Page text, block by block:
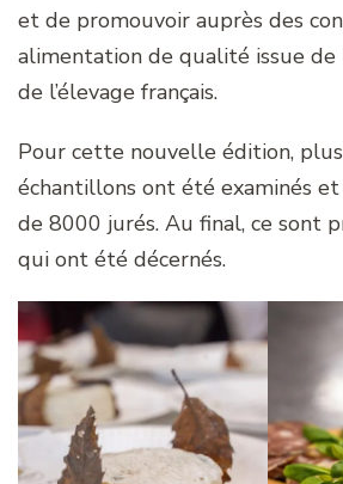
et de promouvoir auprès des
alimentation de qualité issue de
de l’élevage français.
Pour cette nouvelle édition,
échantillons ont été examinés
de 8000 jurés. Au final, ce sont
qui ont été décernés.